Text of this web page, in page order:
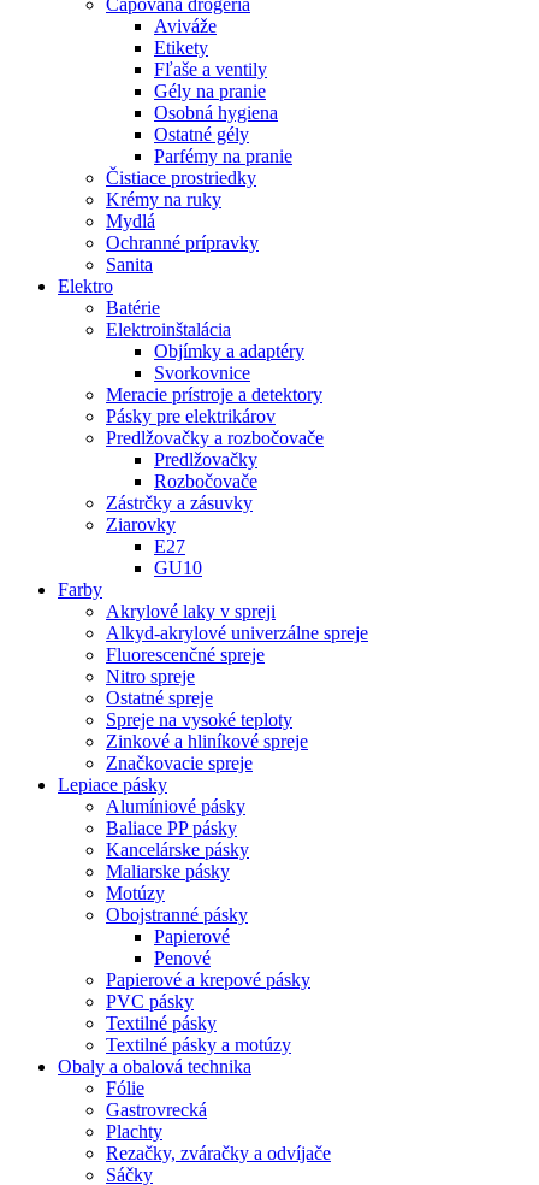
Čapovaná drogéria
Aviváže
Etikety
Fľaše a ventily
Gély na pranie
Osobná hygiena
Ostatné gély
Parfémy na pranie
Čistiace prostriedky
Krémy na ruky
Mydlá
Ochranné prípravky
Sanita
Elektro
Batérie
Elektroinštalácia
Objímky a adaptéry
Svorkovnice
Meracie prístroje a detektory
Pásky pre elektrikárov
Predlžovačky a rozbočovače
Predlžovačky
Rozbočovače
Zástrčky a zásuvky
Ziarovky
E27
GU10
Farby
Akrylové laky v spreji
Alkyd-akrylové univerzálne spreje
Fluorescenčné spreje
Nitro spreje
Ostatné spreje
Spreje na vysoké teploty
Zinkové a hliníkové spreje
Značkovacie spreje
Lepiace pásky
Alumíniové pásky
Baliace PP pásky
Kancelárske pásky
Maliarske pásky
Motúzy
Obojstranné pásky
Papierové
Penové
Papierové a krepové pásky
PVC pásky
Textilné pásky
Textilné pásky a motúzy
Obaly a obalová technika
Fólie
Gastrovrecká
Plachty
Rezačky, zváračky a odvíjače
Sáčky